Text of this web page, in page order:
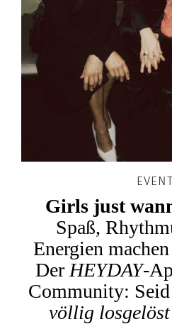
Girls just
Spaß,
Energien
Der HEYDAY-
Community:
völlig losgelöst